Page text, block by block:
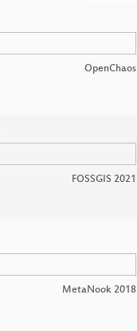
OpenChaos
FOSSGIS 2021
MetaNook 2018